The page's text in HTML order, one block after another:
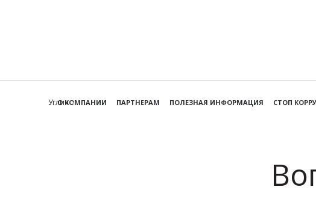
Углич
О КОМПАНИИ ПАРТНЕРАМ ПОЛЕЗНАЯ ИНФОРМАЦИЯ СТОП